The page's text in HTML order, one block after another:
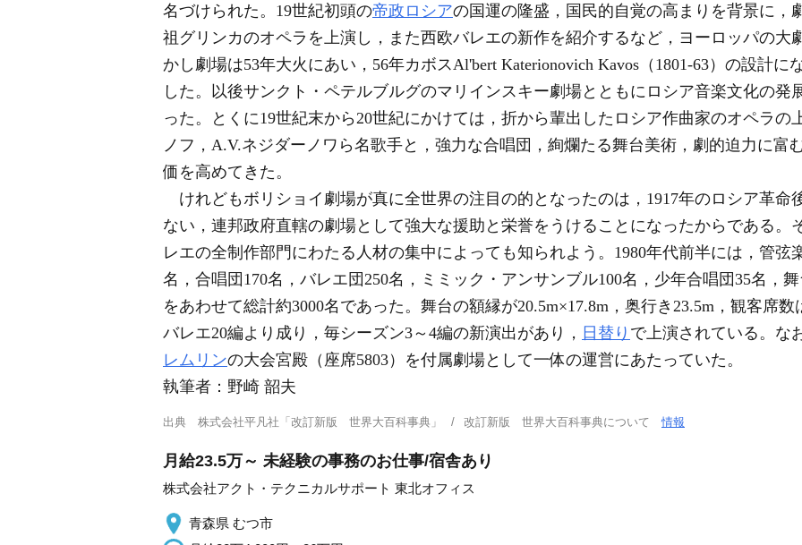
名づけられた。19世紀初頭の帝政ロシアの国運の隆盛，国民的自覚の高まりを背景に，
祖グリンカのオペラを上演し，また西欧バレエの新作を紹介するなど，ヨーロッパの大
かし劇場は53年大火にあい，56年カボスAl'bert Katerionovich Kavos（1801-63）の設計
した。以後サンクト・ペテルブルグのマリインスキー劇場とともにロシア音楽文化の発
った。とくに19世紀末から20世紀にかけては，折から輩出したロシア作曲家のオペラの
ノフ，A.V.ネジダーノワら名歌手と，強力な合唱団，絢爛たる舞台美術，劇的迫力に富
価を高めてきた。
けれどもボリショイ劇場が真に全世界の注目の的となったのは，1917年のロシア革命
ない，連邦政府直轄の劇場として強大な援助と栄誉をうけることになったからである。
レエの全制作部門にわたる人材の集中によっても知られよう。1980年代前半には，管弦
名，合唱団170名，バレエ団250名，ミミック・アンサンブル100名，少年合唱団35名，
をあわせて総計約3000名であった。舞台の額縁が20.5m×17.8m，奥行き23.5m，観客席数
バレエ20編より成り，毎シーズン3～4編の新演出があり， 日替り で上演されている。な
レムリンの大会宮殿（座席5803）を付属劇場として一体の運営にあたっていた。
執筆者： 野崎 韶夫
出典 株式会社平凡社「改訂新版 世界大百科事典」 改訂新版 世界大百科事典について情報
月給23.5万～ 未経験の事務のお仕事/宿舎あり
株式会社アクト・テクニカルサポート 東北オフィス
青森県 むつ市